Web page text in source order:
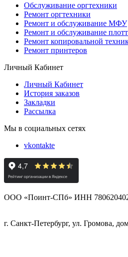
Обслуживание оргтехники
Ремонт оргтехники
Ремонт и обслуживание МФУ
Ремонт и обслуживание
Ремонт копировальной
Ремонт принтеров
Личный Кабинет
Личный Кабинет
История заказов
Закладки
Рассылка
Мы в социальных сетях
vkontakte
ООО «Поинт-СПб» ИНН
г. Санкт-Петербург, ул. Громова,